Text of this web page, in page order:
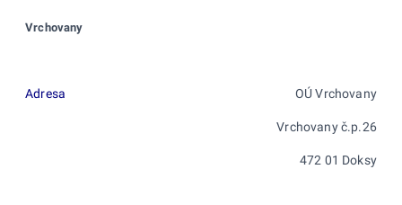
Vrchovany
Adresa OÚ Vrchovany
Vrchovany č.p.26
472 01 Doksy